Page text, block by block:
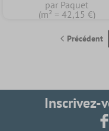
par Paquet
(m² = 42,15 €)
Précédent
Inscrivez-